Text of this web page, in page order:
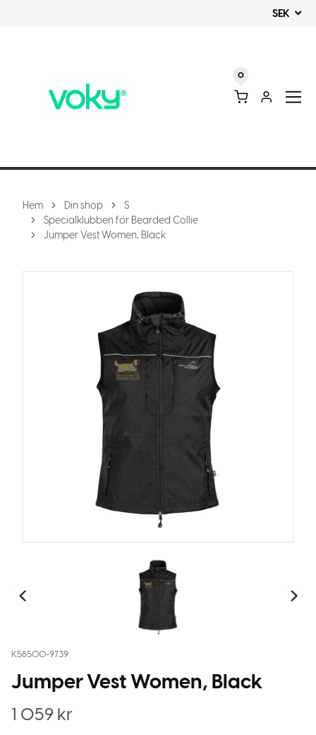
SEK
0
Hem Din shop
S
Specialklubben för Bearded Collie
Jumper Vest Women, Black
K58500-9739
Jumper Vest Women, Black
1 059 kr